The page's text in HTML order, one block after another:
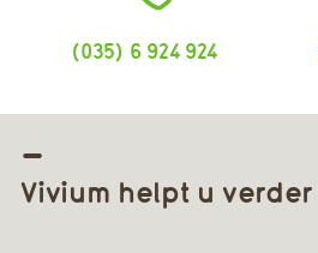
(035) 6 924 924
Vivium helpt u verder